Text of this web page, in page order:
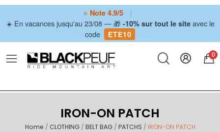
⭐ Note 4.9/5
|
☀️ En vacances jusqu'au 23/08 — 🎁 -10% sur tout le siteavec le
code
ETE10
0
IRON-ON PATCH
Home CLOTHING BELT BAG PATCHS IRON-ON PATCH